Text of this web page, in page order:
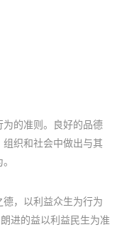
为的准则。良好的品德
织和社会中做出与其
，以利益众生为行为
进的益以利益民生为准